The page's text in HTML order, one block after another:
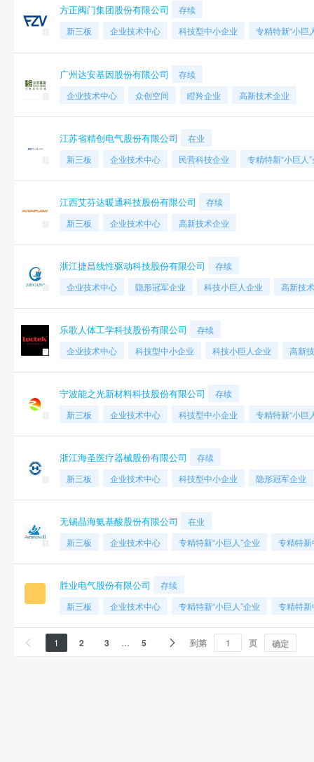
方正阀门集团股份有限公司
存续
新三板
企业技术中心 科技型中小企业 专精特新“小巨
广州达安基因股份有限公司
存续
企业技术中心
众创空间 瞪羚企业 高新技术企业
江苏省精创电气股份有限公司
在业
新三板
企业技术中心 民营科技企业 专精特新“小巨人
江西艾芬达暖通科技股份有限公司
存续
新三板
企业技术中心 高新技术企业
浙江捷昌线性驱动科技股份有限公司
存续
企业技术中心
隐形冠军企业 科技小巨人企业 高新技
乐歌人体工学科技股份有限公司
存续
企业技术中心
科技型中小企业 科技小巨人企业 高新
宁波能之光新材料科技股份有限公司
存续
新三板
企业技术中心 科技型中小企业 专精特新“小巨
浙江海圣医疗器械股份有限公司
存续
新三板
企业技术中心 科技型中小企业 隐形冠军企业
无锡晶海氨基酸股份有限公司
在业
新三板
企业技术中心 专精特新“小巨人”企业 专精特
胜业电气股份有限公司
存续
新三板
企业技术中心 专精特新“小巨人”企业 专精特
 1 2 3 … 5  到第 页 确定